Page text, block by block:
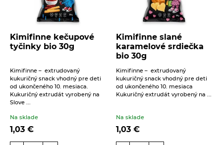
Kimifinne kečupové
tyčinky bio 30g
Kimifinne – extrudovaný
kukuričný snack vhodný pre deti
od ukončeného 10. mesiaca.
Kukuričný extrudát vyrobený na
Slove ...
Na sklade
1,03 €
Kimifinne slané
karamelové srdiečka
bio 30g
Kimifinne – extrudovaný
kukuričný snack vhodný pre deti
od ukončeného 10. mesiaca
Kukuričný extrudát vyrobený na ...
Na sklade
1,03 €